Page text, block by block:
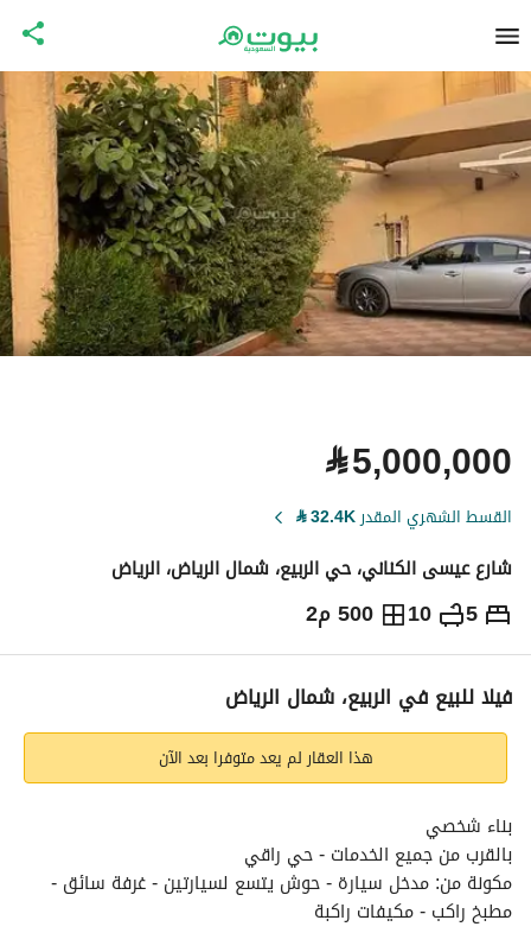
⃁5,000,000
القسط الشهري المقدر32.4K
⃁
شارع عيسى الكناني، حي الربيع، شمال الرياض، الرياض
5
10 500 م2 ⃁
5,000,000
التفاصيل معلومات ترخيص الإعلان
فيلا للبيع في الربيع، شمال الرياض
هذا العقار لم يعد متوفرا بعد الآن
بناء شخصي
بالقرب من جميع الخدمات - حي راقي
مطبخ راكب - مكيفات راكبة